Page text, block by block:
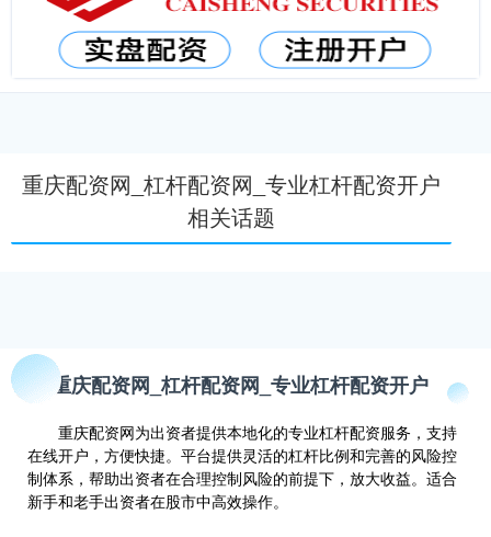
重庆配资网_杠杆配资网_专业杠杆配资开户
相关话题
重庆配资网_杠杆配资网_专业杠杆配资开户
重庆配资网为出资者提供本地化的专业杠杆配资服务，支持
在线开户，方便快捷。平台提供灵活的杠杆比例和完善的风险控
制体系，帮助出资者在合理控制风险的前提下，放大收益。适合
新手和老手出资者在股市中高效操作。